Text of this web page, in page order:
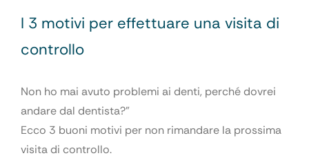
I 3 motivi per effettuare una visita di
controllo
Non ho mai avuto problemi ai denti, perché dovrei
andare dal dentista?”
Ecco 3 buoni motivi per non rimandare la prossima
visita di controllo.